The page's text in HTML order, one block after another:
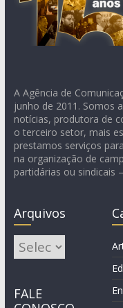
A Agência de
junho de 2011. Somos
notícias, produtora de
o terceiro setor, mais
prestamos serviços
na organização de
partidárias ou sindicais –
Arquivos
Arquivos
FALE